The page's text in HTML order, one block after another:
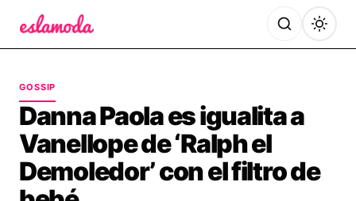
GOSSIP
Danna Paola es igualita a
Vanellope de ‘Ralph el
Demoledor’ con el filtro de